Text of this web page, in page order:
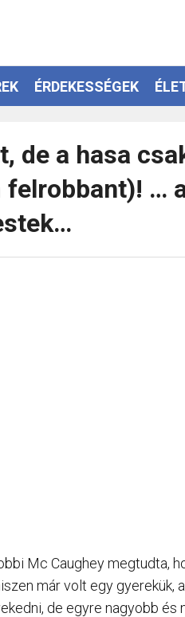
ÉRDEKESSÉGEK
de a hasa
felrobbant)! …
Mc Caughey megtudta,
már volt egy
de egyre nagyobb